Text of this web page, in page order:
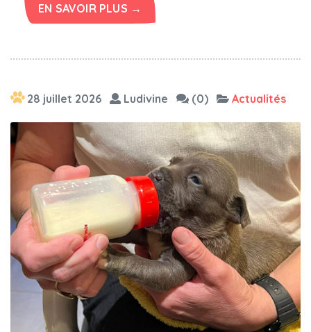
EN SAVOIR PLUS →
28 juillet 2026 Ludivine (0) Actualités